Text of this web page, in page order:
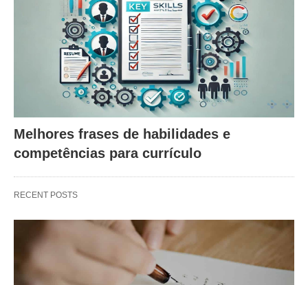
Melhores frases de habilidades e
competências para currículo
RECENT POSTS